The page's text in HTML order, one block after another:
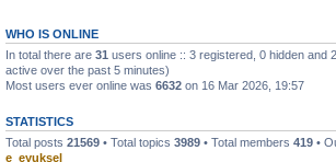
WHO IS ONLINE
In total there are 31 users online :: 3 registered, 0 hidden and
active over the past 5 minutes)
Most users ever online was 6632 on 16 Mar 2026, 19:57
STATISTICS
Total posts 21569 • Total topics 3989 • Total members 419 •
e_eyuksel